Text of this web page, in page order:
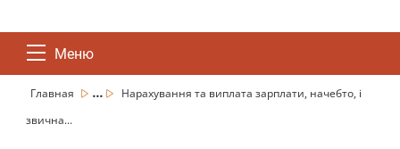
Меню
Главная ...
Нарахування та виплата зарплати, начебто, і
звична...